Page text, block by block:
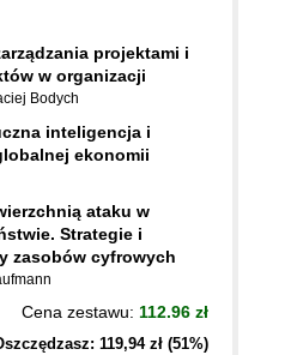
projektami i
w organizacji
Bodych
inteligencja i
ekonomii
ataku w
Strategie i
zasobów cyfrowych
Cena zestawu: 112.96 zł
119,94 zł (51%)